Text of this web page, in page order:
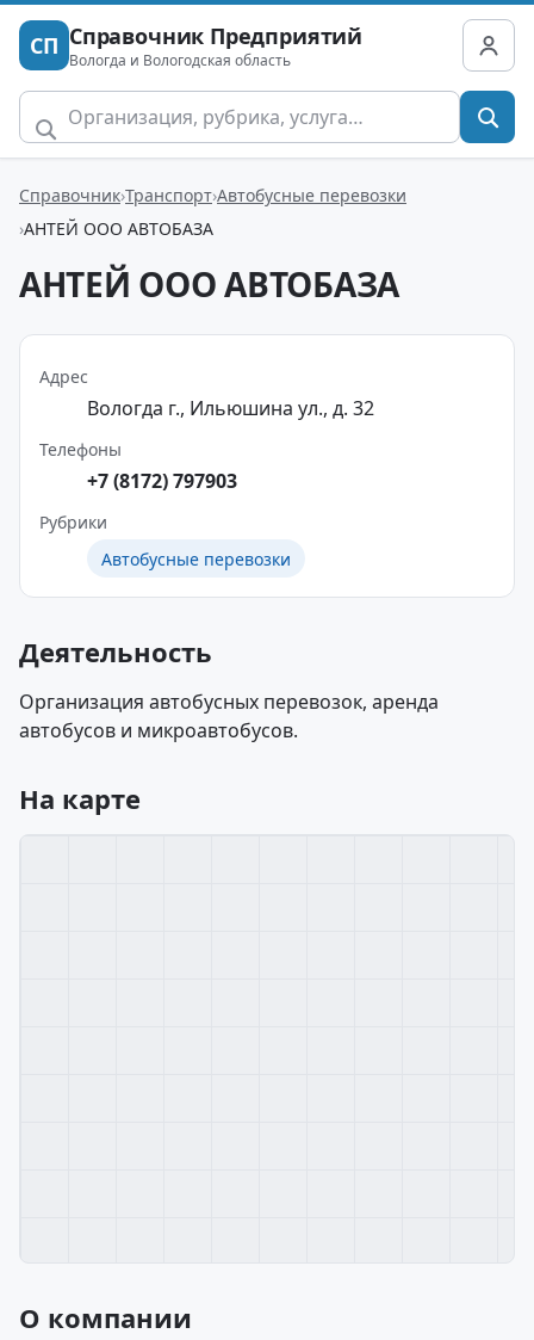
СП Справочник Предприятий
Вологда и Вологодская область
Справочник Транспорт Автобусные перевозки
АНТЕЙ ООО АВТОБАЗА
АНТЕЙ ООО АВТОБАЗА
Адрес
Вологда г., Ильюшина ул., д. 32
Телефоны
+7 (8172) 797903
Рубрики
Автобусные перевозки
Деятельность
Организация автобусных перевозок, аренда
автобусов и микроавтобусов.
На карте
О компании